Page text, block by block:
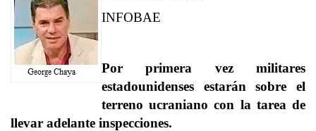
INFOBAE
Por primera vez militares
estadounidenses estarán sobre el
terreno ucraniano con la tarea de
llevar adelante inspecciones.